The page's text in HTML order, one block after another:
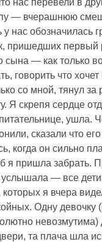
нас перевели в
— вчерашнюю
у нас обозначилась
пришедших первый
сына — как только
говорить что хочет
со мной, тянул за
Я скрепя сердце
ушла.
сказали что
когда он сильно
я пришла забрать.
услышала — все
которых я вчера
Одну девочку
та плача шла